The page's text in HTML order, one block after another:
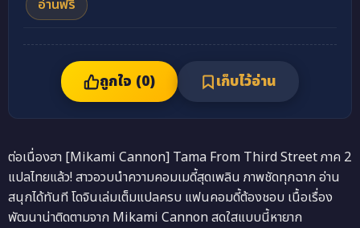
อ่านฟรี
ถูกใจ (0) เก็บไว้อ่าน
ต่อเนื่องฮา [Mikami Cannon] Tama From Third Street ภาค 2
แปลไทยแล้ว! สาวอวบนำความคอมเมดี้สุดเพลิน ภาพชัดทุกฉาก อ่าน
สนุกได้ทันที โดจินเล่มเต็มแปลครบ แฟนคอมดี้ต้องชอบ เนื้อเรื่อง
พัฒนาน่าติดตามจาก Mikami Cannon สดใสแบบนี้หายาก